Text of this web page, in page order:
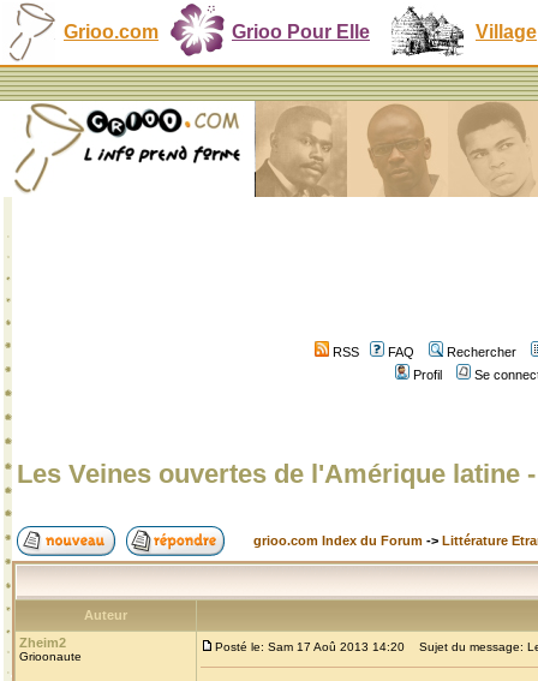
Grioo.com Grioo Pour Elle Village
RSS FAQ
Rechercher
Profil
Se
Les Veines ouvertes de l'Amérique latine
grioo.com Index du Forum -> Littérature
Auteur
Zheim2
Grioonaute
Posté le: Sam 17 Aoû 2013 14:20 Sujet du message: